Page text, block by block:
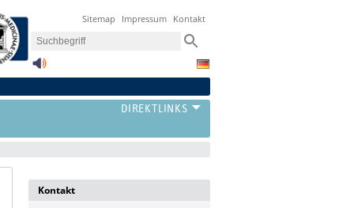
Sitemap Impressum Kontakt
Kontakt